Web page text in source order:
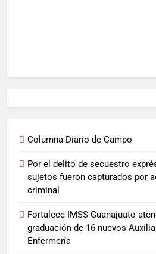
Columna Diario de Campo
Por el delito de secuestro
sujetos fueron capturados por
criminal
Fortalece IMSS Guanajuato
graduación de 16 nuevos
Enfermería